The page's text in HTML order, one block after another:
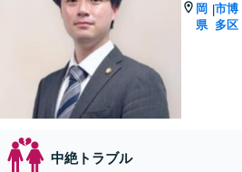
岡
県
|市博
多区
中絶トラブル